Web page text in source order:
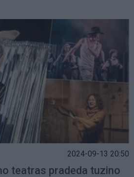
2024-09-13 20:50
teatras pradeda tuzino